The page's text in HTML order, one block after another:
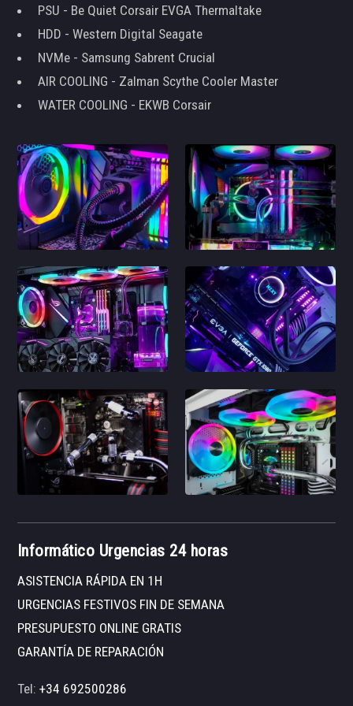
PSU - Be Quiet Corsair EVGA Thermaltake
HDD - Western Digital Seagate
NVMe - Samsung Sabrent Crucial
AIR COOLING - Zalman Scythe Cooler Master
WATER COOLING - EKWB Corsair
Informático Urgencias 24 horas
ASISTENCIA RÁPIDA EN 1H
URGENCIAS FESTIVOS FIN DE SEMANA
PRESUPUESTO ONLINE GRATIS
GARANTÍA DE REPARACIÓN
Tel:+34 692500286